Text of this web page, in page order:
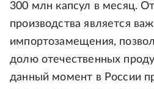
300 млн капсул в месяц.
производства является
импортозамещения,
долю отечественных
данный момент в России